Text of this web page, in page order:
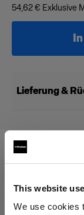
This website
We use cookies
54,62 € Exklusive
Lieferung &